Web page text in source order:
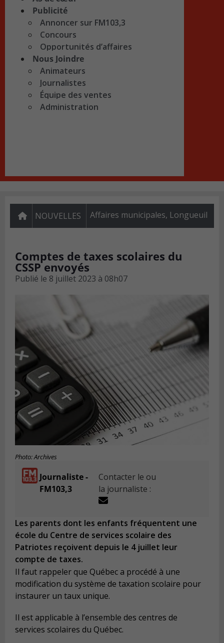
Publicité
Annoncer sur FM103,3
Concours
Opportunités d’affaires
Nous Joindre
Animateurs
Journalistes
Équipe des ventes
Administration
NOUVELLES Affaires municipales, Longueuil
Comptes de taxes scolaires du
CSSP envoyés
Publié le 8 juillet 2023 à 08h07
Photo: Archives
Journaliste -
FM103,3
Contacter le ou
la journaliste :
Les parents dont les enfants fréquentent une
école du Centre de services scolaire des
Patriotes reçoivent depuis le 4 juillet leur
compte de taxes.
Il faut rappeler que Québec a procédé à une
modification du système de taxation scolaire pour
instaurer un taux unique.
Il est applicable à l’ensemble des centres de
services scolaires du Québec.